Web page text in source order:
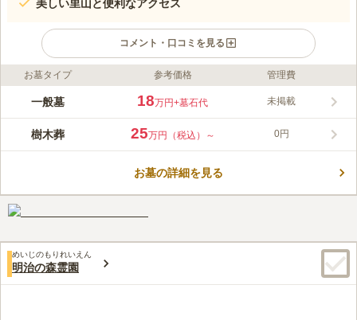
美しい里山と便利なアクセス
コメント・口コミを見る
ライフドット編集部のコメント
管理費不要・合祀されることのない樹木葬や、永代管理など豊富
「絶対の安心」をコンセプトに、跡継ぎ問題にご不安のある方・
おひとり様にも安心してご購入いただけるお墓をご用意いたしま
墓石の移転など、お手続きも含めて全てお任せいただけます。
しい里山、是非一度お越しください。 また、京阪「枚方市
みんなの評価
4.1 口コミ7件
30代
歩いて5分ほどのところに、10人程度なら食事ができるお店もあるので、電
話で予約して法事の時にいつも活用しています
お墓タイプ 参考価格 管理費
一般墓 18万円+墓石代 未掲載
樹木葬 25万円（税込）～ 0円
お墓の詳細を見る
めいじのもりれいえん
明治の森霊園